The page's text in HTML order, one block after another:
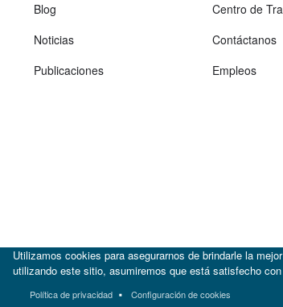
Blog
Noticias
Publicaciones
Centro de
Contáctanos
Empleos
BID
Utilizamos cookies para asegurarnos de brindarle la
utilizando este sitio, asumiremos que está satisfecho
Política de privacidad Configuración de cookies